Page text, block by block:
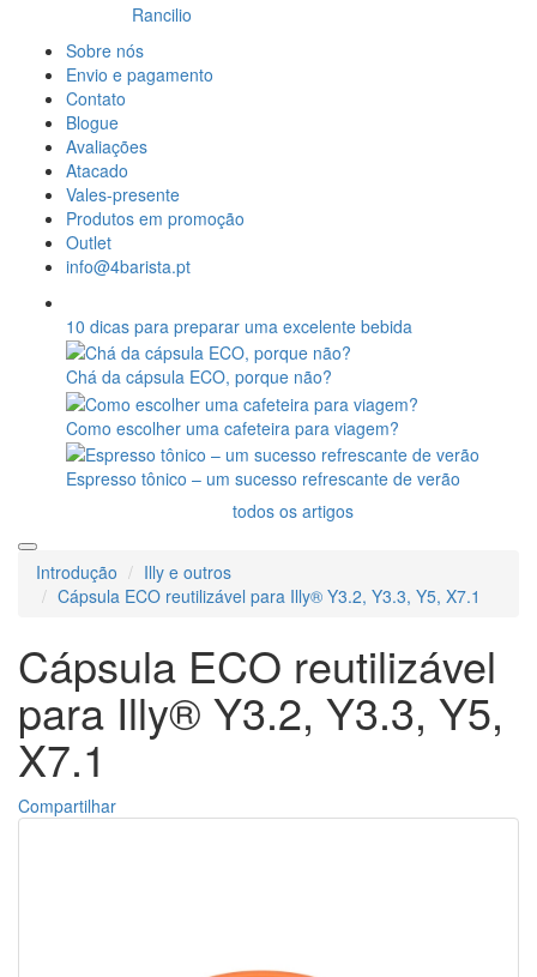
Rancilio
Sobre nós
Envio e pagamento
Contato
Blogue
Avaliações
Atacado
Vales-presente
Produtos em promoção
Outlet
info@4barista.pt
10 dicas para preparar uma excelente bebida
Chá da cápsula ECO, porque não?
Como escolher uma cafeteira para viagem?
Espresso tônico – um sucesso refrescante de verão
todos os artigos
Introdução
Illy e outros
Cápsula ECO reutilizável para Illy® Y3.2, Y3.3, Y5, X7.1
Cápsula ECO reutilizável
para Illy® Y3.2, Y3.3, Y5,
X7.1
Compartilhar